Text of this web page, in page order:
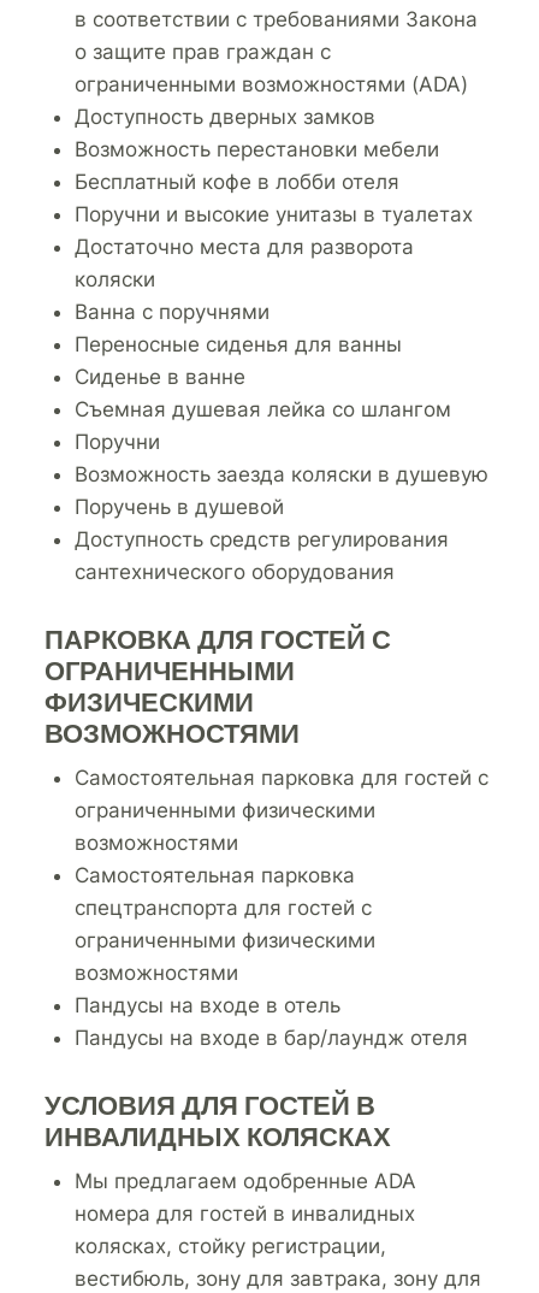
в соответствии с требованиями Закона
о защите прав граждан с
ограниченными возможностями (ADA)
Доступность дверных замков
Возможность перестановки мебели
Бесплатный кофе в лобби отеля
Поручни и высокие унитазы в туалетах
Достаточно места для разворота
коляски
Ванна с поручнями
Переносные сиденья для ванны
Сиденье в ванне
Съемная душевая лейка со шлангом
Поручни
Возможность заезда коляски в душевую
Поручень в душевой
Доступность средств регулирования
сантехнического оборудования
ПАРКОВКА ДЛЯ ГОСТЕЙ С
ОГРАНИЧЕННЫМИ
ФИЗИЧЕСКИМИ
ВОЗМОЖНОСТЯМИ
Самостоятельная парковка для гостей с
ограниченными физическими
возможностями
Самостоятельная парковка
спецтранспорта для гостей с
ограниченными физическими
возможностями
Пандусы на входе в отель
Пандусы на входе в бар/лаундж отеля
УСЛОВИЯ ДЛЯ ГОСТЕЙ В
ИНВАЛИДНЫХ КОЛЯСКАХ
Мы предлагаем одобренные ADA
номера для гостей в инвалидных
колясках, стойку регистрации,
вестибюль, зону для завтрака, зону для